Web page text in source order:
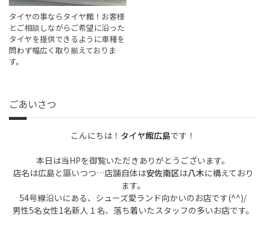
タイヤの事ならタイヤ館！お客様
とご相談しながらご希望に沿った
タイヤを提供できるように車種を
問わず幅広く取り揃えておりま
す。
ごあいさつ
こんにちは！ タイヤ館広島です！
本日は当HPを御覧いただきありがとうございます。
店名は広島と謳いつつ…店舗自体は安佐南区は八木に構えており
ます。
54号線沿いにある、シューズ愛ランド向かいのお店です(^^)/
男性5名女性1名新人１名、落ち着いたスタッフの多いお店です。